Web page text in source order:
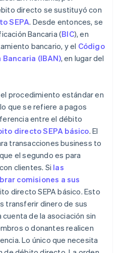
directo se sustituyó con
SEPA. Desde entonces, se
Bancaria (BIC), en
bancario, y el Código
(IBAN), en lugar del
procedimiento estándar en
que se refiere a pagos
entre el débito
directo SEPA básico. El
transacciones business to
el segundo es para
clientes. Si las
comisiones a sus
directo SEPA básico. Esto
transferir dinero de sus
de la asociación sin
o donantes realicen
Lo único que necesita